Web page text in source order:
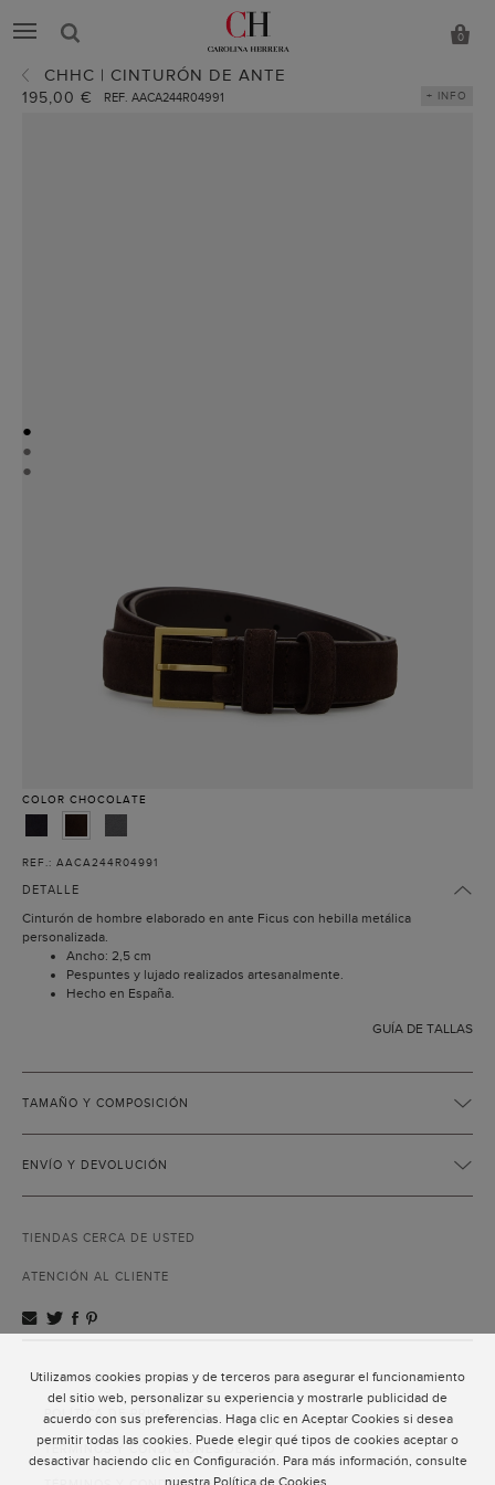
Utilizamos cookies propias y de terceros para asegurar el funcionamiento
del sitio web, personalizar su experiencia y mostrarle publicidad de
acuerdo con sus preferencias. Haga clic en Aceptar Cookies si desea
permitir todas las cookies. Puede elegir qué tipos de cookies aceptar o
desactivar haciendo clic en Configuración. Para más información, consulte
nuestra Política de Cookies
0
CHHC | CINTURÓN DE ANTE
195,00 € REF. AACA244R04991 + INFO
●
●
●
COLOR CHOCOLATE
REF.: AACA244R04991
DETALLE
Cinturón de hombre elaborado en ante Ficus con hebilla metálica
personalizada.
Ancho: 2,5 cm
Pespuntes y lujado realizados artesanalmente.
Hecho en España.
GUÍA DE TALLAS
TAMAÑO Y COMPOSICIÓN
ENVÍO Y DEVOLUCIÓN
TIENDAS CERCA DE USTED
ATENCIÓN AL CLIENTE
ATENCIÓN AL CLIENTE
POLÍTICA DE PRIVACIDAD
TÉRMINOS Y CONDICIONES DE USO